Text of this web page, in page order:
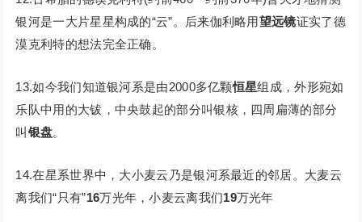
银河是一大片星星构成的“云”。后来伽利略用望远镜证实了德
漠克利特的想法完全正确。
13.如今我们知道银河系是由2000多亿颗恒星组成，外形宛如
乐队中用的大钹，中央鼓起的部分叫银核，四周扁薄的部分
叫 银盘。
14.在星系世界中，大小麦云乃是银河系最近的邻居。大麦云
离我们“只有”16万光年，小麦云离我们19万光年